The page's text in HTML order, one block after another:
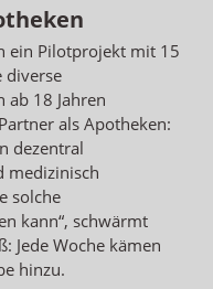
ein Pilotprojekt mit 15
diverse
ab 18 Jahren
als Apotheken:
dezentral
medizinisch
solche
kann“, schwärmt
Jede Woche kämen
hinzu.